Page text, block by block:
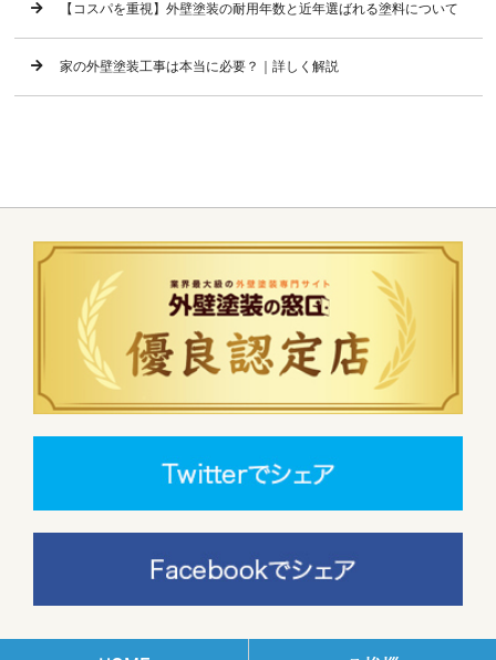
【コスパを重視】外壁塗装の耐用年数と近年選ばれる塗料について
家の外壁塗装工事は本当に必要？｜詳しく解説